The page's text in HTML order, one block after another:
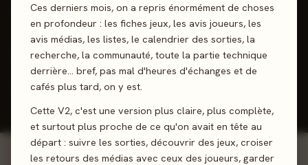
Ces derniers mois, on a repris énormément de choses
en profondeur : les fiches jeux, les avis joueurs, les
avis médias, les listes, le calendrier des sorties, la
recherche, la communauté, toute la partie technique
derrière… bref, pas mal d'heures d'échanges et de
cafés plus tard, on y est.
Cette V2, c'est une version plus claire, plus complète,
et surtout plus proche de ce qu'on avait en tête au
départ : suivre les sorties, découvrir des jeux, croiser
les retours des médias avec ceux des joueurs, garder
Stratégie
J'ai joué Envie de jouer Wishlist
Donner mon avis